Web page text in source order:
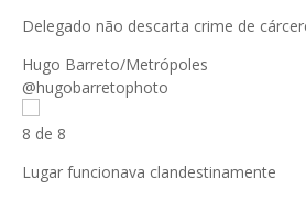
Delegado não descarta crime de
Hugo Barreto/Metrópoles
@hugobarretophoto
8 de 8
Lugar funcionava clandestinamente